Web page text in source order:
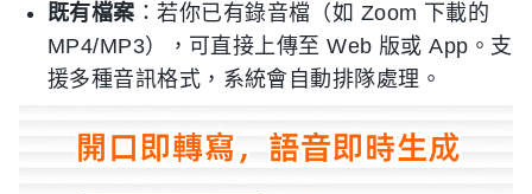
既有檔案 ：若你已有錄音檔（如 Zoom 下載的
MP4/MP3），可直接上傳至 Web 版或 App。支
援多種音訊格式，系統會自動排隊處理。